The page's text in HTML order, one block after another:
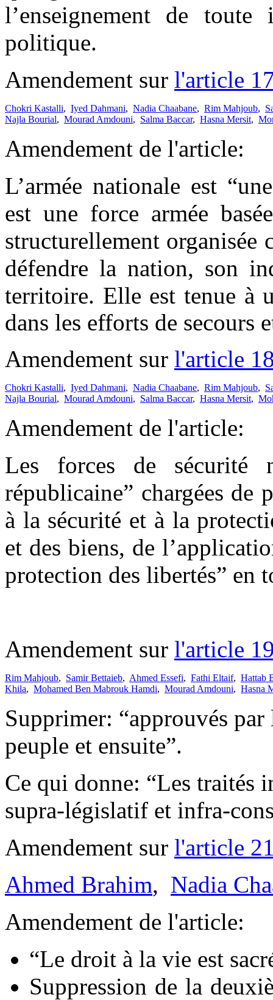
l’enseignement de toute
politique.
Amendement sur l'article
Chokri Kastalli, Iyed Dahmani, Nadia Chaabane, Rim Mahjoub,
Najla Bourial, Mourad Amdouni, Salma Baccar, Hasna Mersit,
Amendement de l'article:
L’armée nationale est
est une force armée
structurellement organisée
défendre la nation, son
territoire. Elle est tenue à
dans les efforts de secours
Amendement sur l'article
Chokri Kastalli, Iyed Dahmani, Nadia Chaabane, Rim Mahjoub,
Najla Bourial, Mourad Amdouni, Salma Baccar, Hasna Mersit,
Amendement de l'article:
Les forces de sécurité
républicaine” chargées
à la sécurité et à la
et des biens, de
protection des libertés” en
Amendement sur l'article
Rim Mahjoub, Samir Bettaieb, Ahmed Essefi, Fathi Eltaif, Hattab
Khila, Mohamed Ben Mabrouk Hamdi, Mourad Amdouni, Hasna
Supprimer: “approuvés par
peuple et ensuite”.
Ce qui donne: “Les traités
supra-législatif et infra-
Amendement sur l'article
Ahmed Brahim, Nadia
Amendement de l'article:
“Le droit à la vie est
Suppression de la